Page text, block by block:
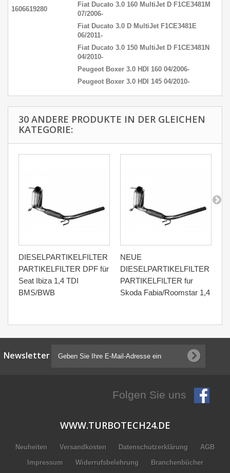
1606619280
Fiat Ducato 3.0 160 MultiJet D F1CE3481M
07/2006-
Fiat Ducato 3.0 D MultiJet F1CE3481E
06/2011-
Fiat Ducato 3.0 150 MultiJet D F1CE3481N
04/2010-
Peugeot Boxer 3.0 HDI 160 04/2006-
Peugeot Boxer 3.0 HDI 145 04/2010-
30 ANDERE PRODUKTE IN DER GLEICHEN
KATEGORIE:
DIESELPARTIKELFILTER
PARTIKELFILTER DPF für
Seat Ibiza 1,4 TDI
BMS/BWB
NEUE
DIESELPARTIKELFILTER
PARTIKELFILTER fur
Skoda Fabia/Roomstar 1,4
Newsletter
Folgen Sie uns
WWW.TURBOTECH24.DE
Neuheiten Versandkosten Datenschutzerklärung
AGB
Impressum
Widerrufsbelehrung Branchenbücher